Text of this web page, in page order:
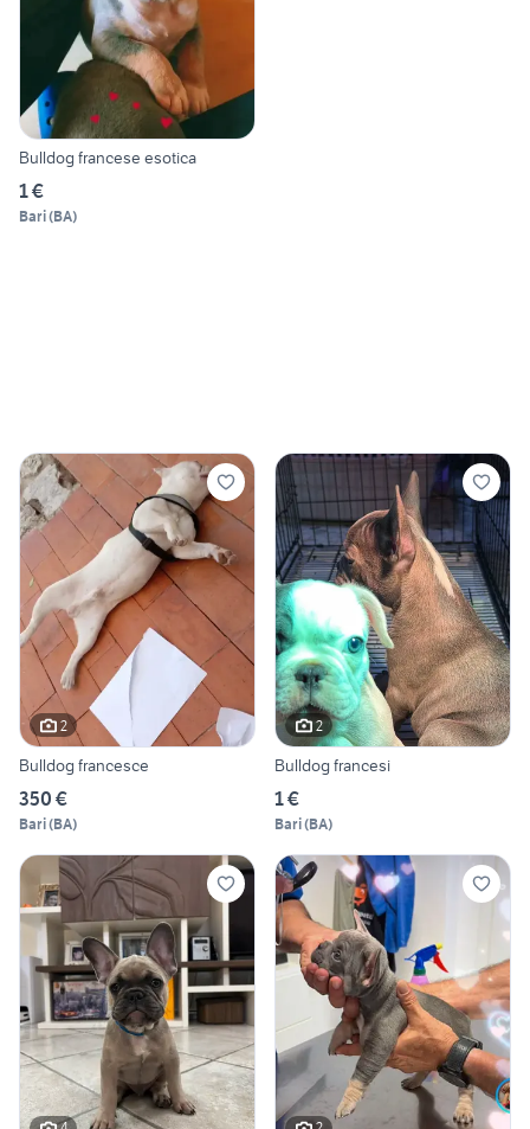
Bulldog francese esotica
1 €
Bari(BA)
2
Bulldog francesce
350 €
Bari(BA)
2
Bulldog francesi
1 €
Bari(BA)